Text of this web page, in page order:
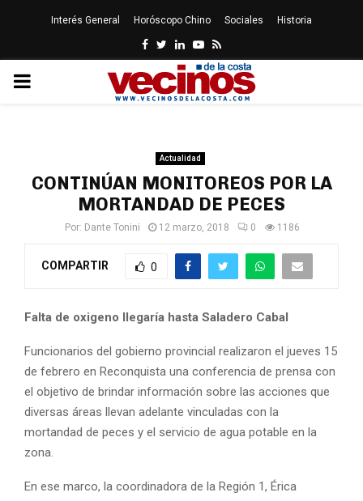
Interés General Horóscopo Chino Sociales Historia
Facebook
Twitter
LinkedinYoutube
Rss
PRIMARY
Actualidad
CONTINÚAN MONITOREOS POR LA
MORTANDAD DE PECES
Por: Dante Tonini 12 marzo, 2018 0 1186
COMPARTIR 0
Falta de oxigeno llegaría hasta Saladero Cabal
Funcionarios del gobierno provincial realizaron el jueves 15
de febrero en Reconquista una conferencia de prensa con
el objetivo de brindar información sobre las acciones que
diversas áreas llevan adelante vinculadas con la
mortandad de peces y el servicio de agua potable en la
zona.
En ese marco, la coordinadora de la Región 1, Érica